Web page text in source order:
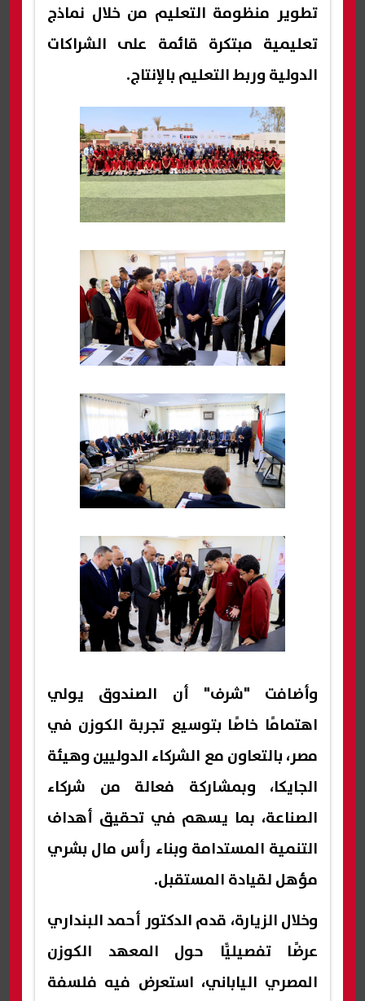
تطوير منظومة التعليم من خلال نماذج
تعليمية مبتكرة قائمة على الشراكات
الدولية وربط التعليم بالإنتاج.
وأضافت "شرف" أن الصندوق يولي
اهتمامًا خاصًا بتوسيع تجربة الكوزن في
مصر، بالتعاون مع الشركاء الدوليين وهيئة
الجايكا، وبمشاركة فعالة من شركاء
الصناعة، بما يسهم في تحقيق أهداف
التنمية المستدامة وبناء رأس مال بشري
مؤهل لقيادة المستقبل.
وخلال الزيارة، قدم الدكتور أحمد البنداري
عرضًا تفصيليًّا حول المعهد الكوزن
المصري الياباني، استعرض فيه فلسفة